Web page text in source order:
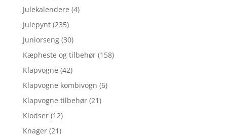
Julekalendere (4)
Julepynt (235)
Juniorseng (30)
Kæpheste og tilbehør (158)
Klapvogne (42)
Klapvogne kombivogn (6)
Klapvogne tilbehør (21)
Klodser (12)
Knager (21)